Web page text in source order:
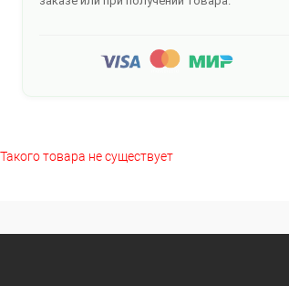
Такого товара не существует